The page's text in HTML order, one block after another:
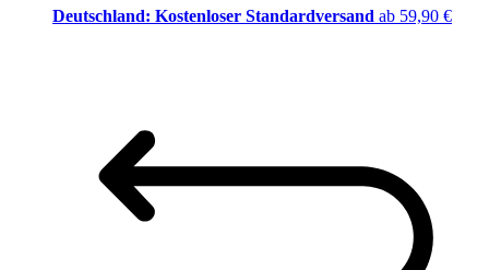
Deutschland: Kostenloser Standardversand ab 59,90 €